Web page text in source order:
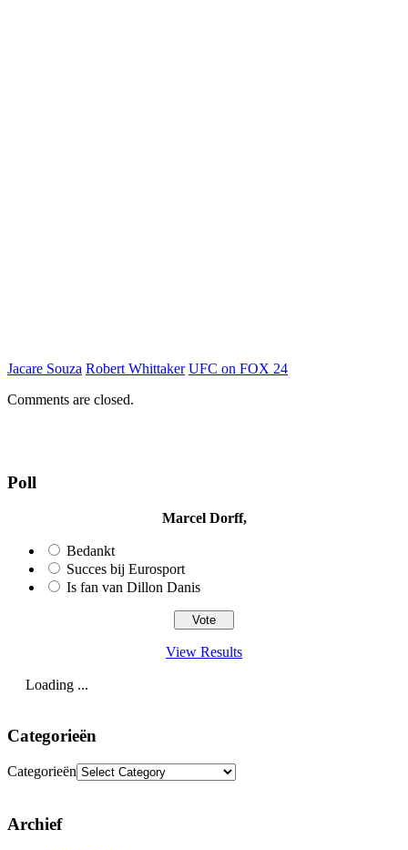
Jacare Souza Robert Whittaker UFC on FOX 24
Comments are closed.
Poll
Marcel Dorff,
Bedankt
Succes bij Eurosport
Is fan van Dillon Danis
View Results
Loading ...
Categorieën
Categorieën
Archief